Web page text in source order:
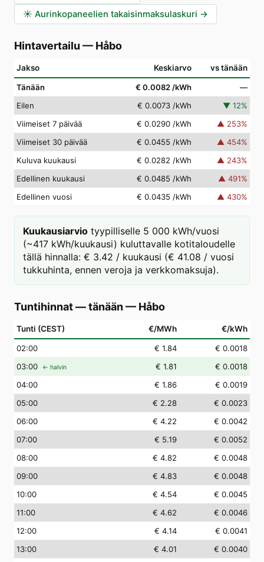
☀️ Aurinkopaneelien takaisinmaksulaskuri →
Hintavertailu — Håbo
Jakso Keskiarvo vs tänään
Tänään € 0.0082 /kWh
—
Eilen
€ 0.0073 /kWh ▼ 12%
Viimeiset 7 päivää
€ 0.0290 /kWh ▲ 253%
Viimeiset 30 päivää
€ 0.0455 /kWh ▲ 454%
Kuluva kuukausi
€ 0.0282 /kWh ▲ 243%
Edellinen kuukausi
€ 0.0485 /kWh ▲ 491%
Edellinen vuosi
€ 0.0435 /kWh ▲ 430%
Kuukausiarvio tyypilliselle 5 000 kWh/vuosi
(~417 kWh/kuukausi) kuluttavalle kotitaloudelle
tällä hinnalla: € 3.42 / kuukausi (€ 41.08 / vuosi
tukkuhinta, ennen veroja ja verkkomaksuja).
Tuntihinnat — tänään — Håbo
Tunti (CEST) €/MWh €/kWh
02:00 € 1.84
€ 0.0018
03:00 ← halvin € 1.81
€ 0.0018
04:00 € 1.86
€ 0.0019
05:00 € 2.28
€ 0.0023
06:00 € 4.22
€ 0.0042
07:00 € 5.19
€ 0.0052
08:00 € 4.82
€ 0.0048
09:00 € 4.83
€ 0.0048
10:00 € 4.54
€ 0.0045
11:00 € 4.62
€ 0.0046
12:00 € 4.14
€ 0.0041
13:00 € 4.01
€ 0.0040